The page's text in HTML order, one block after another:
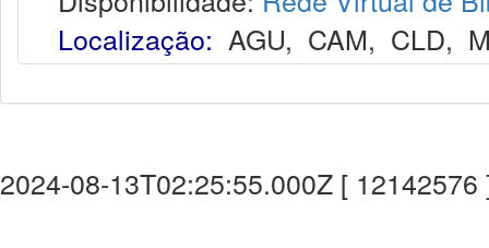
Localização: AGU, CAM, CLD,
2024-08-13T02:25:55.000Z [ 12142576